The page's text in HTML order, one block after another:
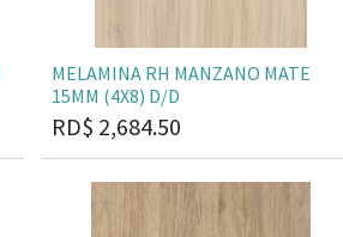
MELAMINA RH MANZANO MATE
15MM (4X8) D/D
RD$ 2,684.50